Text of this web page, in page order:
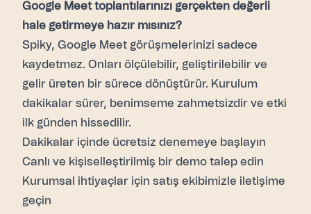
Google Meet toplantılarınızı gerçekten değerli
hale getirmeye hazır mısınız?
Spiky, Google Meet görüşmelerinizi sadece
kaydetmez. Onları ölçülebilir, geliştirilebilir ve
gelir üreten bir sürece dönüştürür. Kurulum
dakikalar sürer, benimseme zahmetsizdir ve etki
ilk günden hissedilir.
Dakikalar içinde ücretsiz denemeye başlayın
Canlı ve kişiselleştirilmiş bir demo talep edin
Kurumsal ihtiyaçlar için satış ekibimizle iletişime
geçin